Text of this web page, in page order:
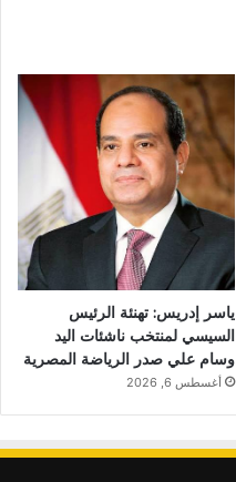
ياسر إدريس: تهنئة الرئيس
السيسي لمنتخب ناشئات اليد
وسام علي صدر الرياضة المصرية
أغسطس 6, 2026